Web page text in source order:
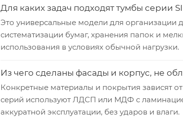
Для каких задач подходят тумбы серии
Это универсальные модели для организации
систематизации бумаг, хранения папок и
использования в условиях обычной нагрузки.
Из чего сделаны фасады и корпус, не
Конкретные материалы и покрытия зависят
серий используют ЛДСП или МДФ с
аккуратной эксплуатации, без ударов и влаги.